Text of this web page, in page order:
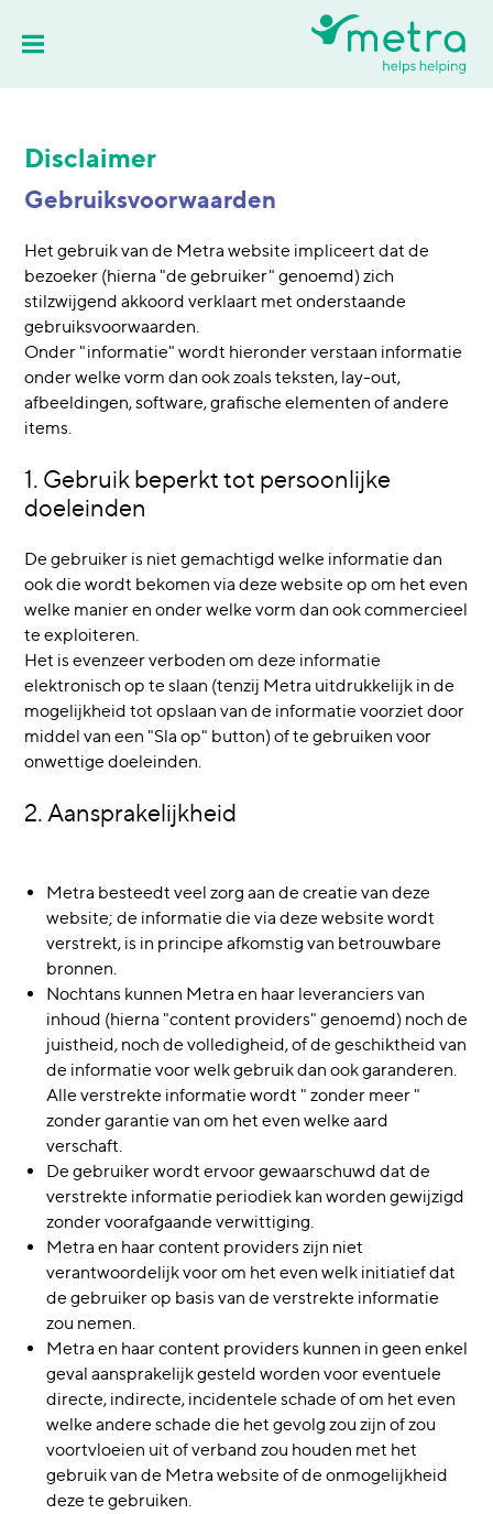
Disclaimer
Gebruiksvoorwaarden
Het gebruik van de Metra website impliceert dat de
bezoeker (hierna "de gebruiker" genoemd) zich
stilzwijgend akkoord verklaart met onderstaande
gebruiksvoorwaarden.
Onder "informatie" wordt hieronder verstaan informatie
onder welke vorm dan ook zoals teksten, lay-out,
afbeeldingen, software, grafische elementen of andere
items.
1. Gebruik beperkt tot persoonlijke
doeleinden
De gebruiker is niet gemachtigd welke informatie dan
ook die wordt bekomen via deze website op om het even
welke manier en onder welke vorm dan ook commercieel
te exploiteren.
Het is evenzeer verboden om deze informatie
elektronisch op te slaan (tenzij Metra uitdrukkelijk in de
mogelijkheid tot opslaan van de informatie voorziet door
middel van een "Sla op" button) of te gebruiken voor
onwettige doeleinden.
2. Aansprakelijkheid
Metra besteedt veel zorg aan de creatie van deze
website; de informatie die via deze website wordt
verstrekt, is in principe afkomstig van betrouwbare
bronnen.
Nochtans kunnen Metra en haar leveranciers van
inhoud (hierna "content providers" genoemd) noch de
juistheid, noch de volledigheid, of de geschiktheid van
de informatie voor welk gebruik dan ook garanderen.
Alle verstrekte informatie wordt " zonder meer "
zonder garantie van om het even welke aard
verschaft.
De gebruiker wordt ervoor gewaarschuwd dat de
verstrekte informatie periodiek kan worden gewijzigd
zonder voorafgaande verwittiging.
Metra en haar content providers zijn niet
verantwoordelijk voor om het even welk initiatief dat
de gebruiker op basis van de verstrekte informatie
zou nemen.
Metra en haar content providers kunnen in geen enkel
geval aansprakelijk gesteld worden voor eventuele
directe, indirecte, incidentele schade of om het even
welke andere schade die het gevolg zou zijn of zou
voortvloeien uit of verband zou houden met het
gebruik van de Metra website of de onmogelijkheid
deze te gebruiken.